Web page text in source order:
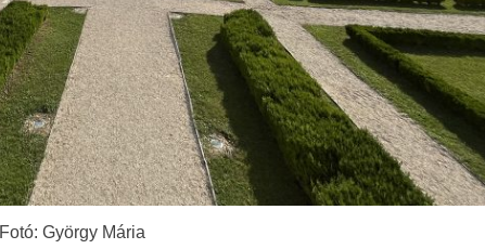
Fotó: György Mária